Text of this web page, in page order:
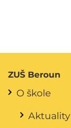
ZUŠ Beroun
O škole
Aktuality